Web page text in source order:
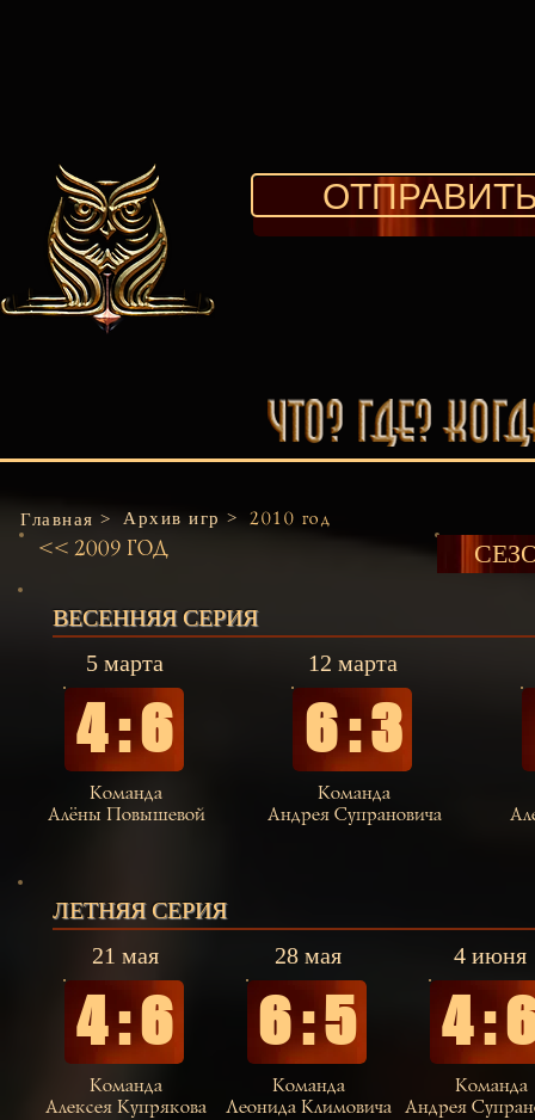
Главная > Архив игр > 2010 год
<< 2009 ГОД
ВЕСЕННЯЯ СЕРИЯ
5 марта
4 : 6
Команда
Алёны Повышевой
12 марта
6 : 3
Команда
Андрея Супрановича
ЛЕТНЯЯ СЕРИЯ
21 мая
28 мая 4 июня
4 : 6 6 : 5 4 :
Команда
Алексея Купрякова
Команда
Леонида Климовича
Команда
Андрея